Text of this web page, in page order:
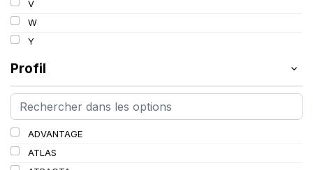
100
101
102
103
104
105
V
W
Y
Profil
ADVANTAGE
ATLAS